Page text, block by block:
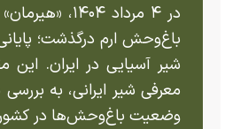
در ۴ مرداد
باغ‌وحش ارم درگذشت؛
شیر آسیایی در ایران. این
معرفی شیر ایرانی، به
وضعیت باغ‌وحش‌ها در کشور